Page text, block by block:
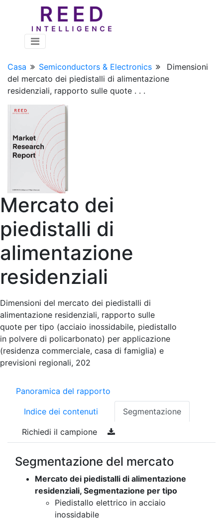
Casa Semiconductors & Electronics
Dimensioni
del mercato dei piedistalli di alimentazione
residenziali, rapporto sulle quote . . .
Mercato dei
piedistalli di
alimentazione
residenziali
Dimensioni del mercato dei piedistalli di
alimentazione residenziali, rapporto sulle
quote per tipo (acciaio inossidabile, piedistallo
in polvere di policarbonato) per applicazione
(residenza commerciale, casa di famiglia) e
previsioni regionali, 202
Panoramica del rapporto
Indice dei contenuti Segmentazione
Richiedi il campione
Segmentazione del mercato
Mercato dei piedistalli di alimentazione
residenziali, Segmentazione per tipo
Piedistallo elettrico in acciaio
inossidabile